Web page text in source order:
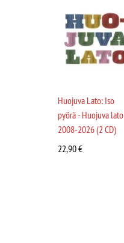
Huojuva Lato: Iso
pyörä - Huojuva lato
2008-2026 (2 CD)
22,90€